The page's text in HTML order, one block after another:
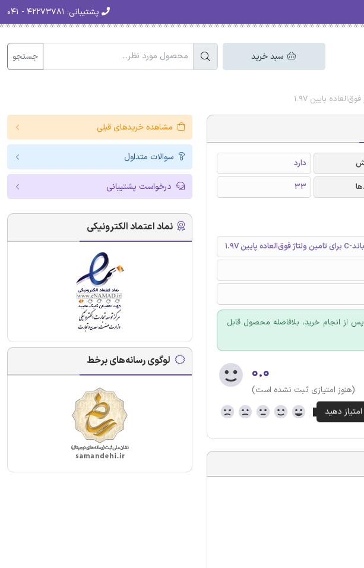
پشتیبانی:
سبد خرید جستجو
دارد
33
از انجام خرید، بلافاصله محصول قابل
۰.۰
(هنوز امتیازی ثبت نشده است)
مشاهده خریدهای قبلی
سوالات متداول
درخواست پشتیبانی
نماد اعتماد الکترونیکی
لوگوی رسانه‌های برخط